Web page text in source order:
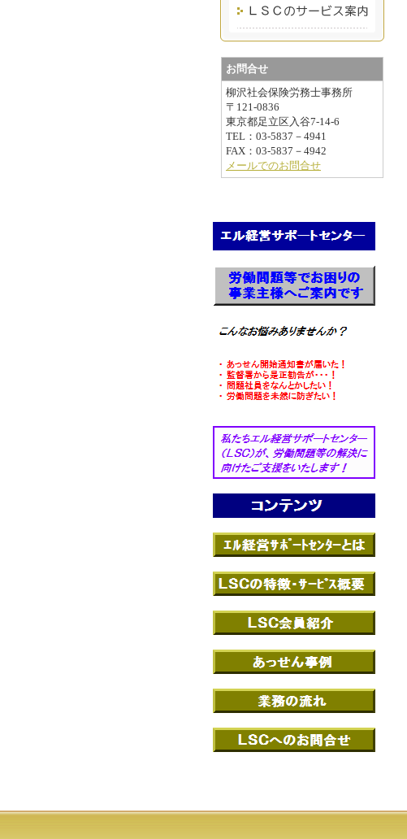
お問合せ
柳沢社会保険労務士事務所
〒121-0836
東京都足立区入谷7-14-6
TEL：03-5837－4941
FAX：03-5837－4942
メールでのお問合せ